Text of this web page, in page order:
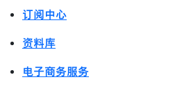
订阅中心
资料库
电子商务服务